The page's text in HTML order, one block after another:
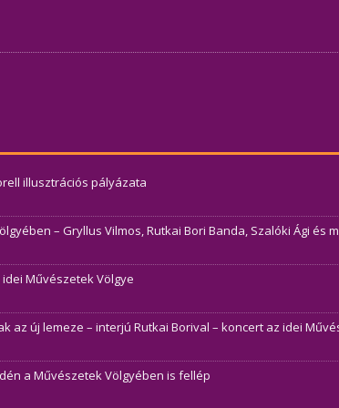
illusztrációs pályázata
– Gryllus Vilmos, Rutkai Bori Banda, Szalóki Ági és
Művészetek Völgye
az új lemeze – interjú Rutkai Borival – koncert az idei
a Művészetek Völgyében is fellép